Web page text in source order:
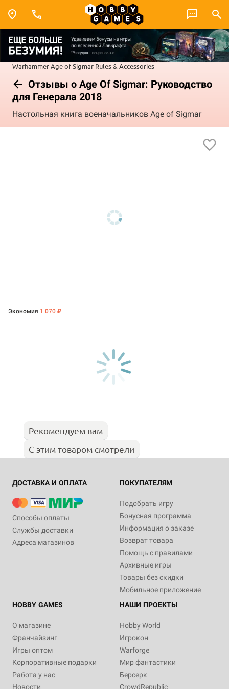
WarhammerAge of Sigmar Rules & Accessories
Отзывы о Age Of Sigmar: Руководство
для Генерала 2018
Настольная книга военачальников Age of Sigmar
Экономия 1 070 ₽
Рекомендуем вам
С этим товаром смотрели
ДОСТАВКА И ОПЛАТА
Способы оплаты
Службы доставки
Адреса магазинов
ПОКУПАТЕЛЯМ
Подобрать игру
Бонусная программа
Информация о заказе
Возврат товара
Помощь с правилами
Архивные игры
Товары без скидки
Мобильное приложение
HOBBY GAMES
О магазине
Франчайзинг
Игры оптом
Корпоративные подарки
Работа у нас
Новости
НАШИ ПРОЕКТЫ
Hobby World
Игрокон
Warforge
Мир фантастики
Берсерк
CrowdRepublic